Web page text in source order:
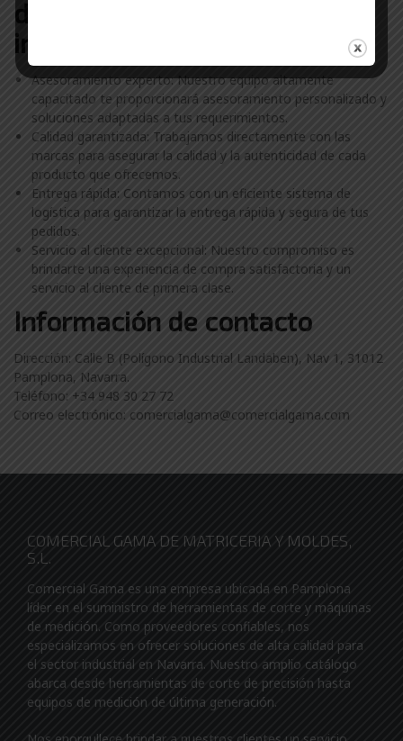
distribuidor de proveedor
industrial Navarra
Asesoramiento experto: Nuestro equipo altamente
capacitado te proporcionará asesoramiento personalizado y
soluciones adaptadas a tus requerimientos.
Calidad garantizada: Trabajamos directamente con las
marcas para asegurar la calidad y la autenticidad de cada
producto que ofrecemos.
Entrega rápida: Contamos con un eficiente sistema de
logística para garantizar la entrega rápida y segura de tus
pedidos.
Servicio al cliente excepcional: Nuestro compromiso es
brindarte una experiencia de compra satisfactoria y un
servicio al cliente de primera clase.
Información de contacto
Dirección: Calle B (Polígono Industrial Landaben), Nav 1, 31012
Pamplona, Navarra.
Teléfono: +34 948 30 27 72
Correo electrónico: comercialgama@comercialgama.com
COMERCIAL GAMA DE MATRICERIA Y MOLDES,
S.L.
Comercial Gama es una empresa ubicada en Pamplona
líder en el suministro de herramientas de corte y máquinas
de medición. Como proveedores confiables, nos
especializamos en ofrecer soluciones de alta calidad para
el sector industrial en Navarra. Nuestro amplio catálogo
abarca desde herramientas de corte de precisión hasta
equipos de medición de última generación.